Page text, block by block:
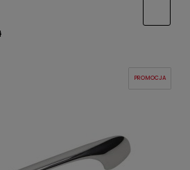
PROMOCJA